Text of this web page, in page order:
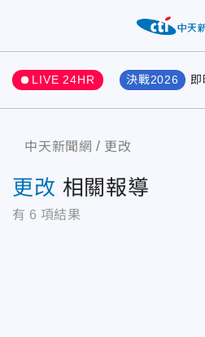
LIVE 24HR 決戰2026 即
中天新聞網 更改
更改 相關報導
有 6 項結果